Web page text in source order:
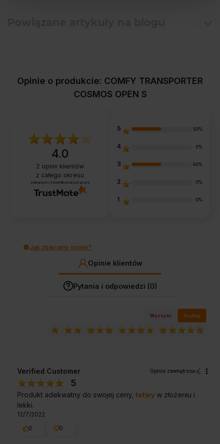
Opinie o produkcie: COMFY TRANSPORTER
COSMOS OPEN S
4.0
2 opinii klientów
z całego okresu
zebranych i zweryfikowanych przez
5 50%
4 0%
3 50%
2 0%
1 0%
Jak zbieramy opinie?
Opinie klientów
Pytania i odpowiedzi (0)
Wyczyść Szukaj
Verified Customer Opinia zewnętrzna
5
Produkt adekwatny do swojej ceny, łatwy w złożeniu i
lekki.
12/7/2022
0
0